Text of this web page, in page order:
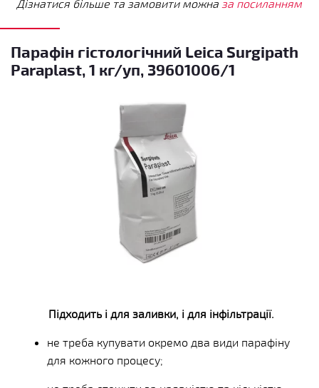
Дізнатися більше та замовити можна за посиланням
Парафін гістологічний Leica Surgipath
Paraplast, 1 кг/уп, 39601006/1
Підходить і для заливки, і для інфільтрації.
не треба купувати окремо два види парафіну
для кожного процесу;